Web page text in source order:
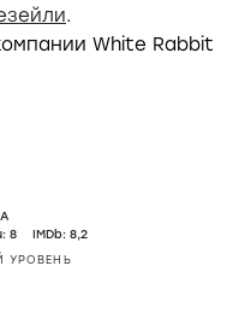
.
White Rabbit
8 IMDb: 8,2
УРОВЕНЬ